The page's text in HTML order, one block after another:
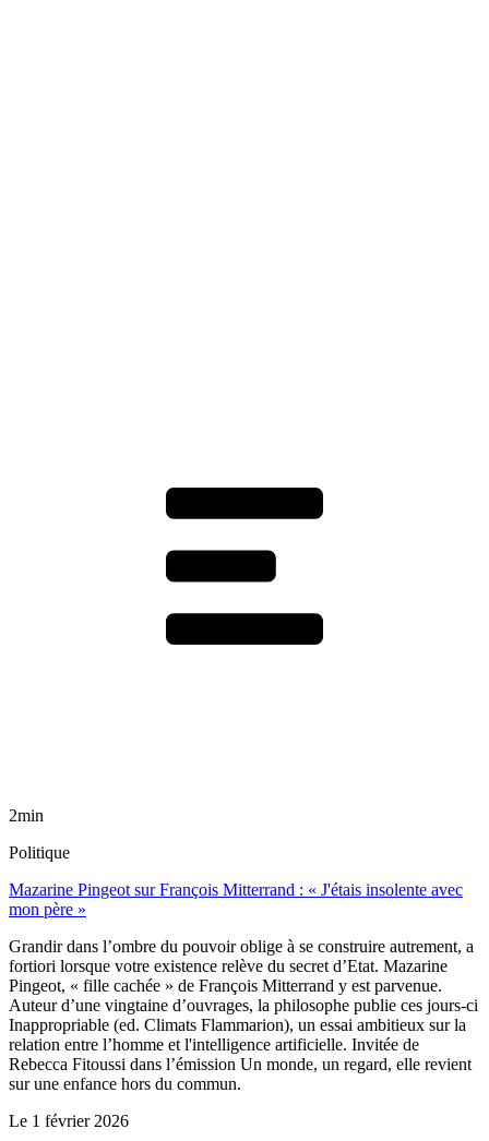
2min
Politique
Mazarine Pingeot sur François Mitterrand : « J'étais insolente avec
mon père »
Grandir dans l’ombre du pouvoir oblige à se construire autrement, a
fortiori lorsque votre existence relève du secret d’Etat. Mazarine
Pingeot, « fille cachée » de François Mitterrand y est parvenue.
Auteur d’une vingtaine d’ouvrages, la philosophe publie ces jours-ci
Inappropriable (ed. Climats Flammarion), un essai ambitieux sur la
relation entre l’homme et l'intelligence artificielle. Invitée de
Rebecca Fitoussi dans l’émission Un monde, un regard, elle revient
sur une enfance hors du commun.
Le 1 février 2026